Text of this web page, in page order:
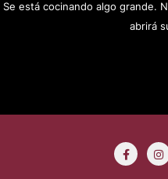
Se está cocinando algo grande.
abrirá